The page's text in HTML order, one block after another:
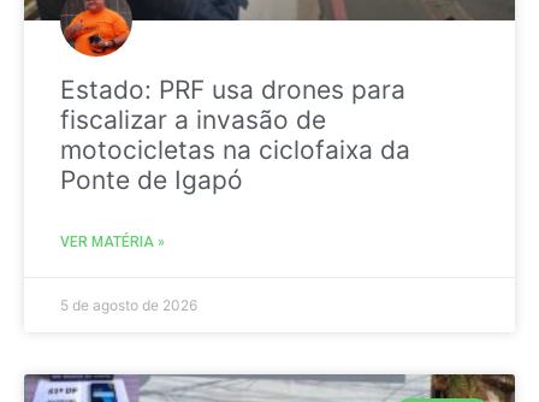
Estado: PRF usa drones para
fiscalizar a invasão de
motocicletas na ciclofaixa da
Ponte de Igapó
VER MATÉRIA »
5 de agosto de 2026